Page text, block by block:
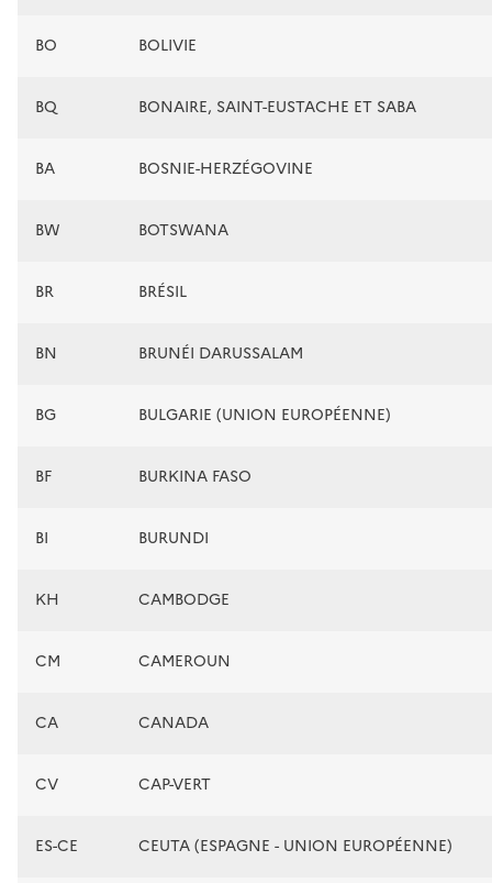
BO BOLIVIE
BQ BONAIRE, SAINT-EUSTACHE ET SABA
BA BOSNIE-HERZÉGOVINE
BW BOTSWANA
BR BRÉSIL
BN BRUNÉI DARUSSALAM
BG BULGARIE (UNION EUROPÉENNE)
BF BURKINA FASO
BI BURUNDI
KH CAMBODGE
CM CAMEROUN
CA CANADA
CV CAP-VERT
ES-CE CEUTA (ESPAGNE - UNION EUROPÉENNE)